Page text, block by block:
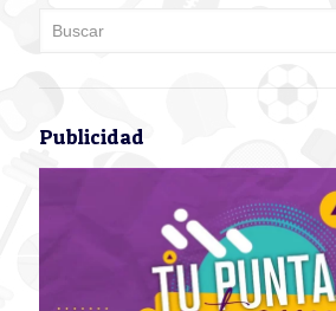
Publicidad